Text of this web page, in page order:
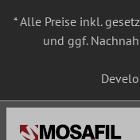
* Alle Preise inkl.
und ggf.